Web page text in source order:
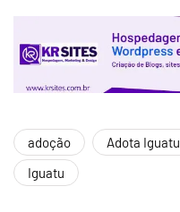
adoção Adota Iguatu
Iguatu